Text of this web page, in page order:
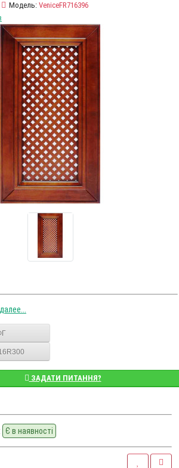
Модель: VeniceFR716396
ЗАДАТИ ПИТАННЯ?
Є в наявності